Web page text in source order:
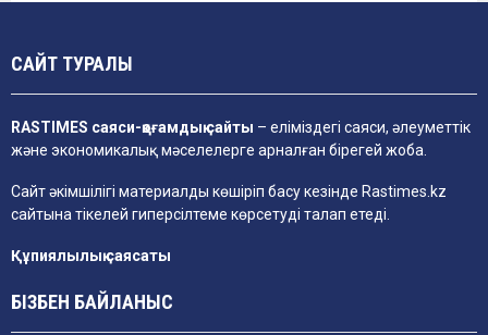
САЙТ ТУРАЛЫ
RASTIMES саяси-қоғамдық сайты – еліміздегі саяси, әлеуметтік
және экономикалық мәселелерге арналған бірегей жоба.
Сайт әкімшілігі материалды көшіріп басу кезінде Rastimes.kz
сайтына тікелей гиперсілтеме көрсетуді талап етеді.
Құпиялылық саясаты
БІЗБЕН БАЙЛАНЫС